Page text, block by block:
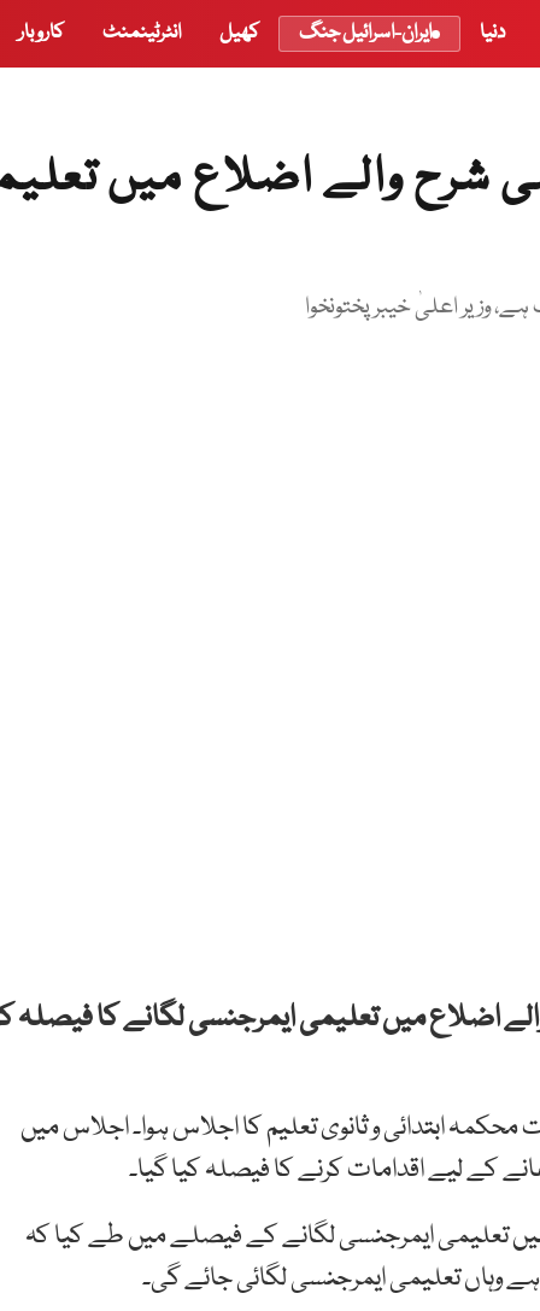
دنیا ایران-اسرائیل جنگ کھیل انٹرٹینمنٹ کاروبار
شرح والے اضلاع میں
وزیر اعلیٰ خیبر پختونخوا
اضلاع میں تعلیمی ایمرجنسی لگانے کا فیصلہ
محکمہ ابتدائی و ثانوی تعلیم کا اجلاس ہوا۔ اجلاس میں
کے لیے اقدامات کرنے کا فیصلہ کیا گیا۔
تعلیمی ایمرجنسی لگانے کے فیصلے میں طے کیا کہ